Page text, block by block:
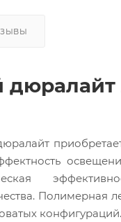
Полимерная
конфигураций.